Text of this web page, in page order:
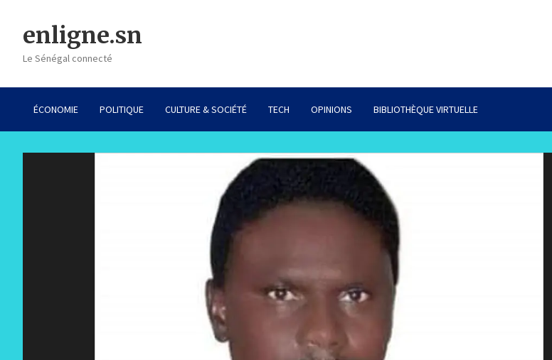
contentenligne.sn
Le Sénégal connecté
ÉCONOMIE POLITIQUE CULTURE & SOCIÉTÉ TECH OPINIONS BIBLIOTHÈQUE VIRTUELLE